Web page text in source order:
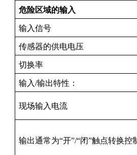
该隔离式安全屏障带有开关输
危险区域内开关触点或接近开
传输至安全区域，并通过安全
行传输。模块顶部的LED指示
检测功能。模块上的拨盘开关
相或反相控制。本产品需要独
的电源、输入和输出端子。
危险区域的输入
输入信号
传感器的供电电压
切换率
输入/输出特性：
现场输入电流
输出通常为“开”/“闭”触点转换控